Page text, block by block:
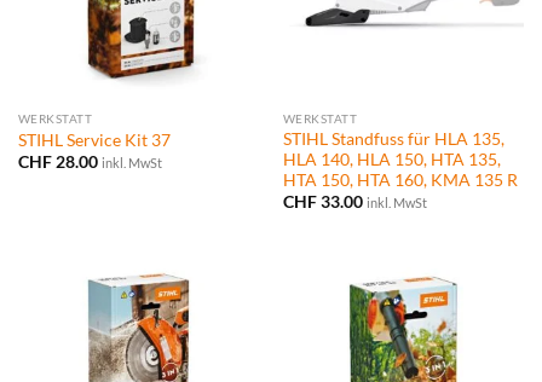
WERKSTATT
STIHL Service Kit 37
CHF28.00 inkl. MwSt
WERKSTATT
STIHL Standfuss für HLA 135,
HLA 140, HLA 150, HTA 135,
HTA 150, HTA 160, KMA 135 R
CHF33.00 inkl. MwSt